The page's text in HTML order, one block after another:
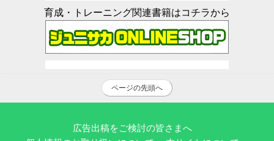
育成・トレーニング関連書籍はコチラから
ページの先頭へ
広告出稿をご検討の皆さまへ